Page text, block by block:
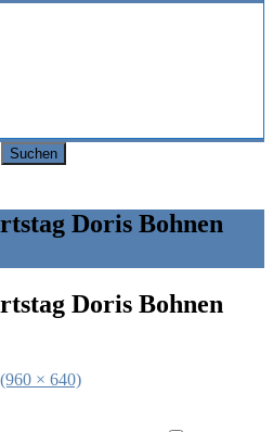
Suchen
Doris Bohnen
Doris Bohnen
× 640)